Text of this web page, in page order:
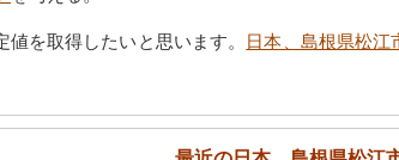
を取得したいと思います。
日本、島根県松江